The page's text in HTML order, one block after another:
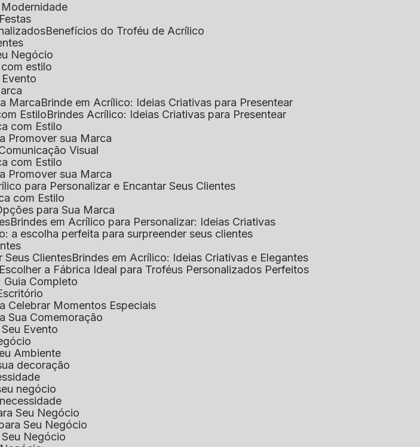
Modernidade
Benefícios do Troféu de Acrílico
Negócio
estilo
Marca
Brinde em Acrílico: Ideias Criativas para Presentear
Estilo
Brindes Acrílico: Ideias Criativas para Presentear
com Estilo
Promover sua Marca
Visual
com Estilo
Promover sua Marca
para Personalizar e Encantar Seus Clientes
com Estilo
para Sua Marca
Brindes em Acrílico para Personalizar: Ideias Criativas
a escolha perfeita para surpreender seus clientes
Seus Clientes
Brindes em Acrílico: Ideias Criativas e Elegantes
Escolher a Fábrica Ideal para Troféus Personalizados Perfeitos
Guia Completo
Celebrar Momentos Especiais
Sua Comemoração
Evento
Ambiente
decoração
negócio
Seu Negócio
Seu Negócio
Negócio